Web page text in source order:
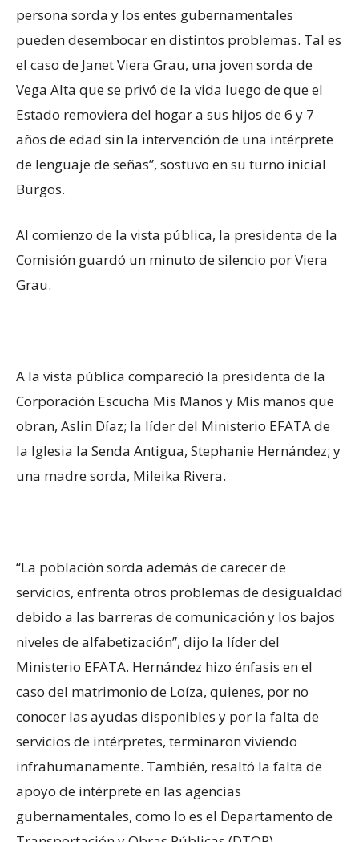
persona sorda y los entes gubernamentales
pueden desembocar en distintos problemas. Tal es
el caso de Janet Viera Grau, una joven sorda de
Vega Alta que se privó de la vida luego de que el
Estado removiera del hogar a sus hijos de 6 y 7
años de edad sin la intervención de una intérprete
de lenguaje de señas”, sostuvo en su turno inicial
Burgos.
Al comienzo de la vista pública, la presidenta de la
Comisión guardó un minuto de silencio por Viera
Grau.
A la vista pública compareció la presidenta de la
Corporación Escucha Mis Manos y Mis manos que
obran, Aslin Díaz; la líder del Ministerio EFATA de
la Iglesia la Senda Antigua, Stephanie Hernández; y
una madre sorda, Mileika Rivera.
“La población sorda además de carecer de
servicios, enfrenta otros problemas de desigualdad
debido a las barreras de comunicación y los bajos
niveles de alfabetización”, dijo la líder del
Ministerio EFATA. Hernández hizo énfasis en el
caso del matrimonio de Loíza, quienes, por no
conocer las ayudas disponibles y por la falta de
servicios de intérpretes, terminaron viviendo
infrahumanamente. También, resaltó la falta de
apoyo de intérprete en las agencias
gubernamentales, como lo es el Departamento de